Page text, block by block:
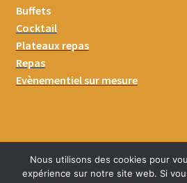
Buffets
Cocktail
Plateaux repas
Repas
Evènementiel sur mesure
Nous utilisons des cookies pour
expérience sur notre site web. Si